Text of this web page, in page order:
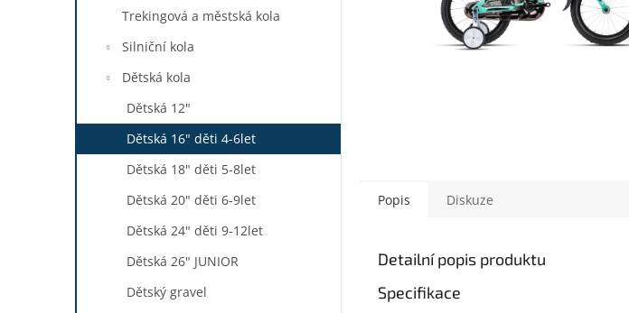
Trekingová a městská kola
Silniční kola
Dětská kola
Dětská 12"
Dětská 16" děti 4-6let
Dětská 18" děti 5-8let
Dětská 20" děti 6-9let
Dětská 24" děti 9-12let
Dětská 26" JUNIOR
Dětský gravel
Popis Diskuze
Detailní popis produktu
Specifikace